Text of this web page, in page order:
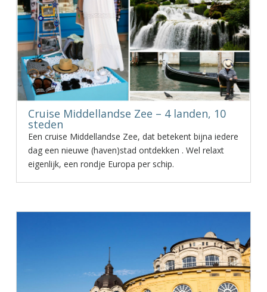
Cruise Middellandse Zee – 4 landen, 10
steden
Een cruise Middellandse Zee, dat betekent bijna iedere
dag een nieuwe (haven)stad ontdekken . Wel relaxt
eigenlijk, een rondje Europa per schip.